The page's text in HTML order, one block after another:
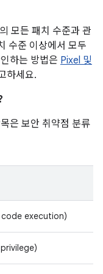
모든 패치 수준과 관
수준 이상에서 모두
하는 방법은 Pixel 및
하세요.
은 보안 취약점 분류
code execution)